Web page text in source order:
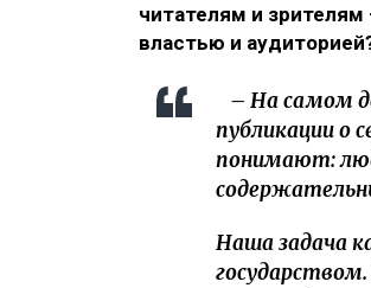
читателям и
властью и
– На самом
публикации о
понимают:
Наша задача